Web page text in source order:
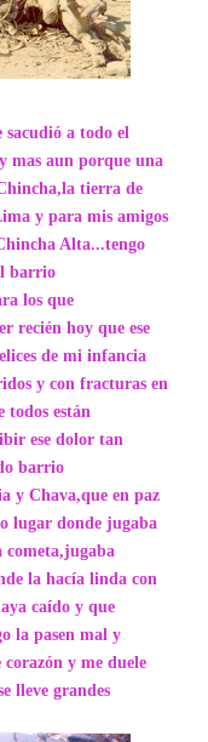
sacudió a todo el
mas aun porque una
tierra de
y para mis amigos
Alta...tengo
barrio
los que
recién hoy que ese
de mi infancia
y con fracturas en
todos están
ese dolor tan
barrio
y Chava,que en paz
lugar donde jugaba
cometa,jugaba
la hacía linda con
caído y que
la pasen mal y
y me duele
lleve grandes